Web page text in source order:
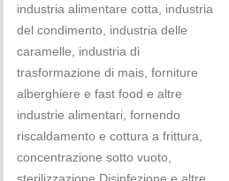
industria alimentare cotta, industria
del condimento, industria delle
caramelle, industria di
trasformazione di mais, forniture
alberghiere e fast food e altre
industrie alimentari, fornendo
riscaldamento e cottura a frittura,
concentrazione sotto vuoto,